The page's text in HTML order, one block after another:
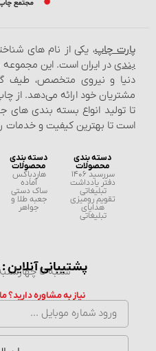
چاپ، یکی از نام‌ های شناخته
در ایران است. این مجموعه با
و نیروی متخصص، طیف
خود ارائه می‌دهد. از چاپ سر
انواع بسته‌ بندی‌ های جذاب،
تا بهترین کیفیت و خدمات را به
دسته بندی
دفتر یادداشت
تقویم رومیزی
دسته بندی
محصولات
هاردباکس
آماده
ساک دستی
جعبه طلا و
درباره
تماس
پشتیبانی آنلاین : 9542026 - 0903
شنبه تا چهارشنبه 09:00 الی 18:00
نیاز به مشاوره دارید؟ ما با